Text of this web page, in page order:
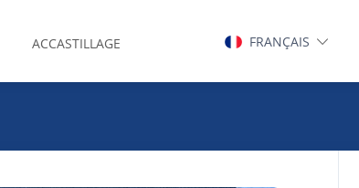
ACCASTILLAGE FRANÇAIS